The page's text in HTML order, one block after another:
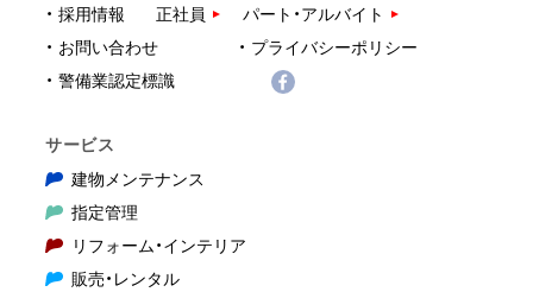
採用情報
正社員
パート・アルバイト
お問い合わせ
プライバシーポリシー
警備業認定標識
サービス
建物メンテナンス
指定管理
リフォーム・インテリア
販売・レンタル